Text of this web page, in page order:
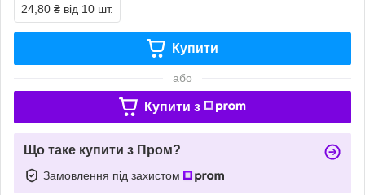
24,80 ₴ від 10 шт.
Купити
або
Купити з
Що таке купити з Пром?
Замовлення під захистом